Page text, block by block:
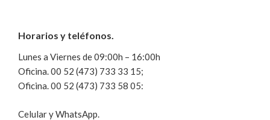
Horarios y teléfonos.
Lunes a Viernes de 09:00h – 16:00h
Oficina. 00 52 (473) 733 33 15;
Oficina. 00 52 (473) 733 58 05:
Celular y WhatsApp.